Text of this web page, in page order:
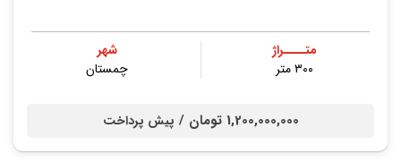
متــــراژ
۳۰۰ متر
شهر
چمستان
1,200,000,000 تومان / پیش پرداخت